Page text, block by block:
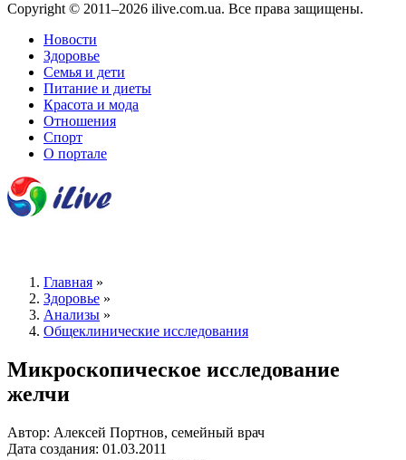
Copyright © 2011–2026 ilive.com.ua. Все права защищены.
Новости
Здоровье
Семья и дети
Питание и диеты
Красота и мода
Отношения
Спорт
О портале
Главная »
Здоровье »
Анализы »
Общеклинические исследования
Микроскопическое исследование
желчи
Автор: Алексей Портнов, семейный врач
Дата создания: 01.03.2011